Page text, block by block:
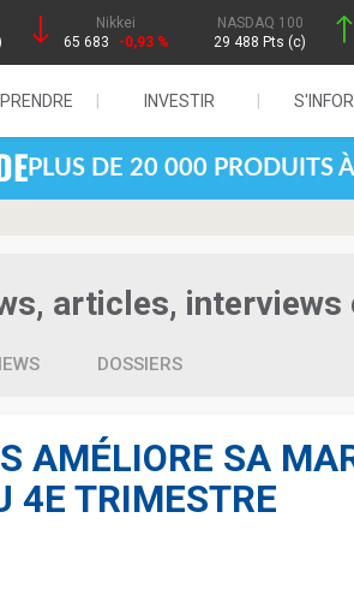
Nikkei
65 683
-0,93 %
NASDAQ 100
29 488 Pts (c)
INVESTIR
PLUS DE 20 000 PRODUITS
articles,
DOSSIERS
AMÉLIORE SA
4E TRIMESTRE